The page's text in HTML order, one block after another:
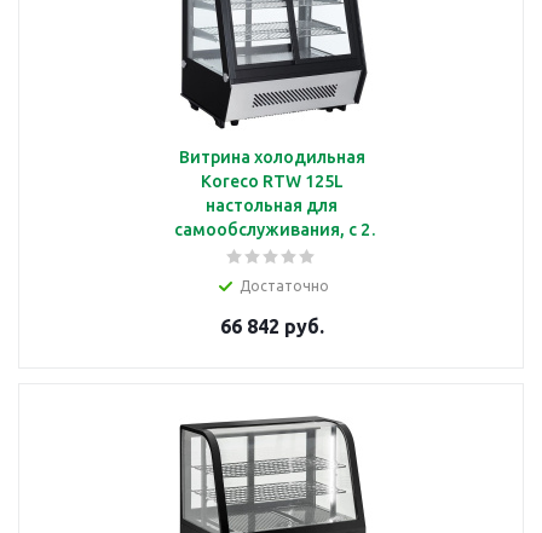
Витрина холодильная
Koreco RTW 125L
настольная для
самообслуживания, с 2
полками, объемом 125
Достаточно
66 842 руб.